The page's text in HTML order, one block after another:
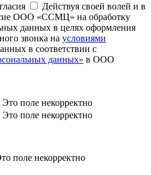
Действуя своей волей и в
ООО «ССМЦ» на обработку
данных в целях оформления
звонка на условиями
в соответствии с
данных» в ООО
Это поле некорректно
Это поле некорректно
поле некорректно